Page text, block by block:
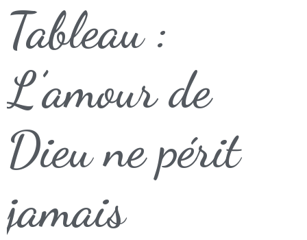
Tableau :
L’amour de
Dieu ne périt
jamais